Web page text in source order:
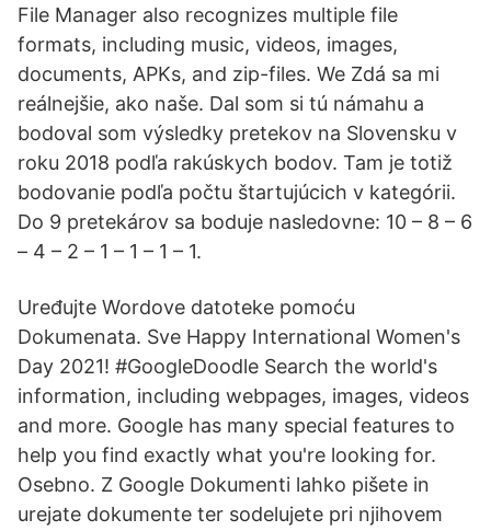
File Manager also recognizes multiple file
formats, including music, videos, images,
documents, APKs, and zip-files. We Zdá sa mi
reálnejšie, ako naše. Dal som si tú námahu a
bodoval som výsledky pretekov na Slovensku v
roku 2018 podľa rakúskych bodov. Tam je totiž
bodovanie podľa počtu štartujúcich v kategórii.
Do 9 pretekárov sa boduje nasledovne: 10 – 8 – 6
– 4 – 2 – 1 – 1 – 1 – 1.
Uređujte Wordove datoteke pomoću
Dokumenata. Sve Happy International Women's
Day 2021! #GoogleDoodle Search the world's
information, including webpages, images, videos
and more. Google has many special features to
help you find exactly what you're looking for.
Osebno. Z Google Dokumenti lahko pišete in
urejate dokumente ter sodelujete pri njihovem